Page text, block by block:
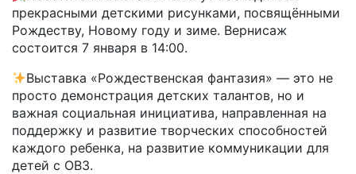
прекрасными детскими рисунками, посвящёнными
Рождеству, Новому году и зиме. Вернисаж
состоится 7 января в 14:00.
Выставка «Рождественская фантазия» — это не
просто демонстрация детских талантов, но и
важная социальная инициатива, направленная на
поддержку и развитие творческих способностей
каждого ребенка, на развитие коммуникации для
детей с ОВЗ.